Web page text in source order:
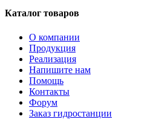
Каталог товаров
О компании
Продукция
Реализация
Напишите нам
Помощь
Контакты
Форум
Заказ гидростанции